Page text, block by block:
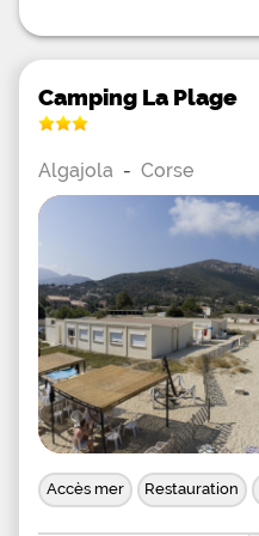
Camping La Plage
Algajola - Corse
Accès mer Restauration